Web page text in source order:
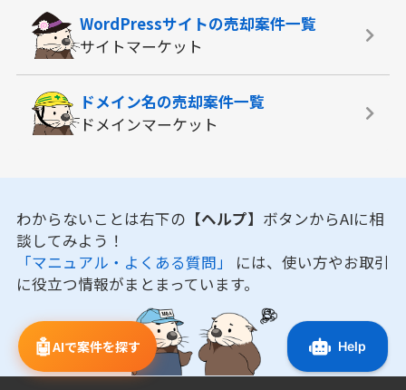
🤖AIで案件を探す
WordPressサイトの売却案件一覧
サイトマーケット
ドメイン名の売却案件一覧
ドメインマーケット
わからないことは右下の 【ヘルプ】 ボタンからAIに相
談してみよう！
「マニュアル・よくある質問」 には、使い方やお取引
に役立つ情報がまとまっています。